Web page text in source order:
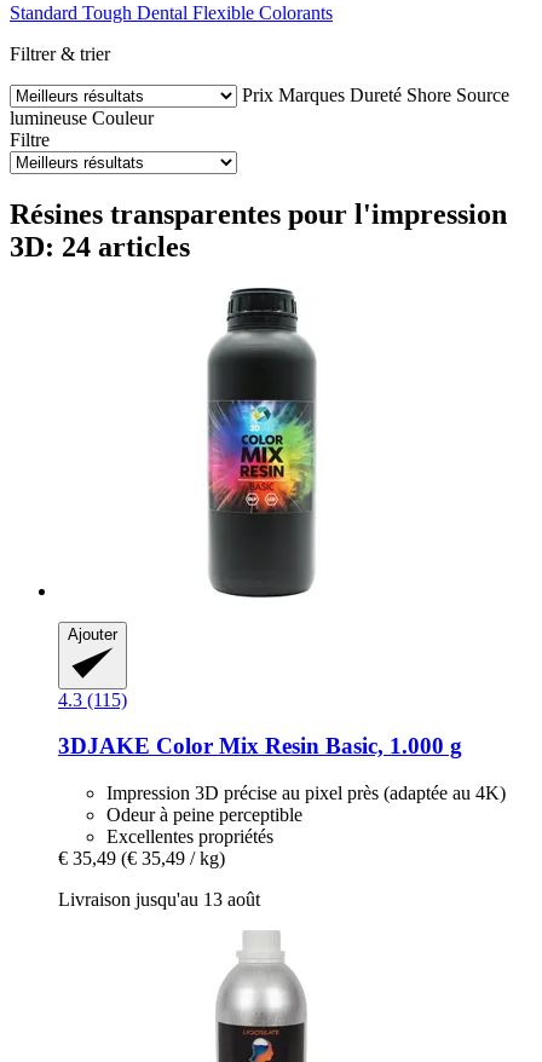
Standard Tough Dental Flexible Colorants
Filtrer & trier
Prix Marques Dureté Shore Source
lumineuse Couleur
Filtre
Résines transparentes pour l'impression
3D: 24 articles
Ajouter
4.3 (115)
3DJAKE Color Mix Resin Basic, 1.000 g
Impression 3D précise au pixel près (adaptée au 4K)
Odeur à peine perceptible
Excellentes propriétés
€ 35,49 (€ 35,49 / kg)
Livraison jusqu'au 13 août